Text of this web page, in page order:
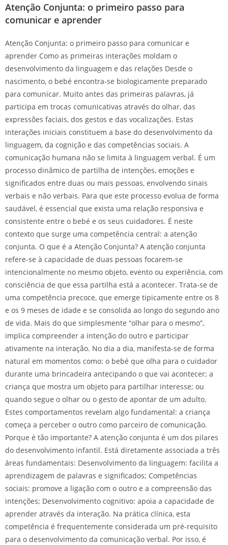
Atenção Conjunta: o primeiro passo para
comunicar e aprender
Atenção Conjunta: o primeiro passo para comunicar e
aprender Como as primeiras interações moldam o
desenvolvimento da linguagem e das relações Desde o
nascimento, o bebé encontra-se biologicamente preparado
para comunicar. Muito antes das primeiras palavras, já
participa em trocas comunicativas através do olhar, das
expressões faciais, dos gestos e das vocalizações. Estas
interações iniciais constituem a base do desenvolvimento da
linguagem, da cognição e das competências sociais. A
comunicação humana não se limita à linguagem verbal. É um
processo dinâmico de partilha de intenções, emoções e
significados entre duas ou mais pessoas, envolvendo sinais
verbais e não verbais. Para que este processo evolua de forma
saudável, é essencial que exista uma relação responsiva e
consistente entre o bebé e os seus cuidadores. É neste
contexto que surge uma competência central: a atenção
conjunta. O que é a Atenção Conjunta? A atenção conjunta
refere-se à capacidade de duas pessoas focarem-se
intencionalmente no mesmo objeto, evento ou experiência, com
consciência de que essa partilha está a acontecer. Trata-se de
uma competência precoce, que emerge tipicamente entre os 8
e os 9 meses de idade e se consolida ao longo do segundo ano
de vida. Mais do que simplesmente “olhar para o mesmo”,
implica compreender a intenção do outro e participar
ativamente na interação. No dia a dia, manifesta-se de forma
natural em momentos como: o bebé que olha para o cuidador
durante uma brincadeira antecipando o que vai acontecer; a
criança que mostra um objeto para partilhar interesse; ou
quando segue o olhar ou o gesto de apontar de um adulto.
Estes comportamentos revelam algo fundamental: a criança
começa a perceber o outro como parceiro de comunicação.
Porque é tão importante? A atenção conjunta é um dos pilares
do desenvolvimento infantil. Está diretamente associada a três
áreas fundamentais: Desenvolvimento da linguagem: facilita a
aprendizagem de palavras e significados; Competências
sociais: promove a ligação com o outro e a compreensão das
intenções; Desenvolvimento cognitivo: apoia a capacidade de
aprender através da interação. Na prática clínica, esta
competência é frequentemente considerada um pré-requisito
para o desenvolvimento da comunicação verbal. Por isso, é